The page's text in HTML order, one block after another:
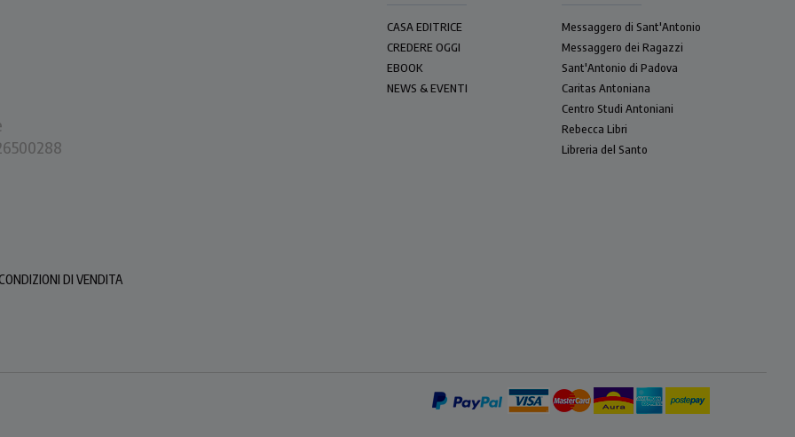
DI VENDITA
CASA EDITRICE
CREDERE OGGI
EBOOK
NEWS & EVENTI
Messaggero di Sant'Antonio
Messaggero dei Ragazzi
Sant'Antonio di Padova
Caritas Antoniana
Centro Studi Antoniani
Rebecca Libri
Libreria del Santo